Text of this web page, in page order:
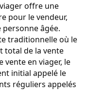
offre une
pour le vendeur,
âgée.
traditionnelle où le
total de la vente
vente en viager, le
initial appelé le
réguliers appelés